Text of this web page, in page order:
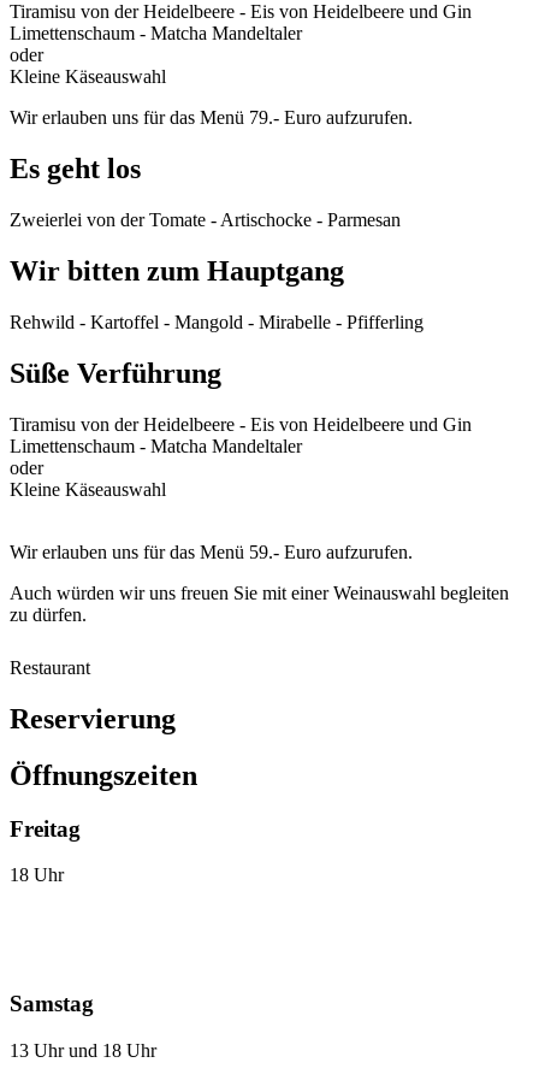
Tiramisu von der Heidelbeere - Eis von Heidelbeere und Gin
Limettenschaum - Matcha Mandeltaler
oder
Kleine Käseauswahl
Wir erlauben uns für das Menü 79.- Euro aufzurufen.
Es geht los
Zweierlei von der Tomate - Artischocke - Parmesan
Wir bitten zum Hauptgang
Rehwild - Kartoffel - Mangold - Mirabelle - Pfifferling
Süße Verführung
Tiramisu von der Heidelbeere - Eis von Heidelbeere und Gin
Limettenschaum - Matcha Mandeltaler
oder
Kleine Käseauswahl
Wir erlauben uns für das Menü 59.- Euro aufzurufen.
Auch würden wir uns freuen Sie mit einer Weinauswahl begleiten
zu dürfen.
Restaurant
Reservierung
Öffnungszeiten
Freitag
18 Uhr
Samstag
13 Uhr und 18 Uhr